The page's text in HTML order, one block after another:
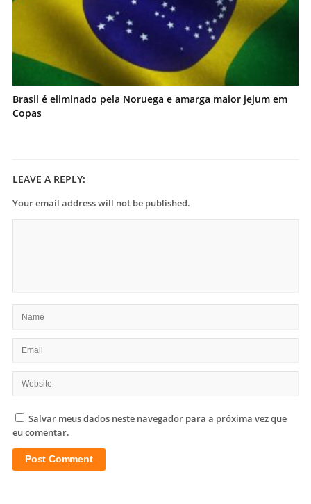
Brasil é eliminado pela Noruega e amarga maior jejum em
Copas
LEAVE A REPLY:
Your email address will not be published.
Salvar meus dados neste navegador para a próxima vez que
eu comentar.